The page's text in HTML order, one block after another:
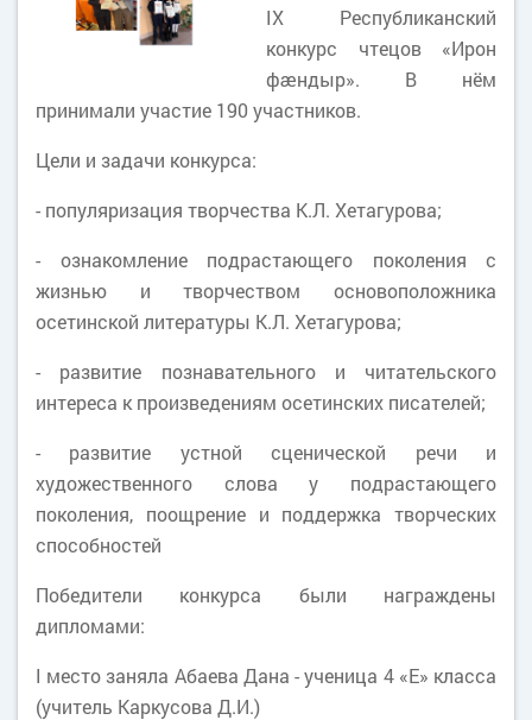
IX Республиканский
конкурс чтецов «Ирон
фæндыр». В нём
принимали участие 190 участников.
Цели и задачи конкурса:
- популяризация творчества К.Л. Хетагурова;
- ознакомление подрастающего поколения с
жизнью и творчеством основоположника
осетинской литературы К.Л. Хетагурова;
- развитие познавательного и читательского
интереса к произведениям осетинских писателей;
- развитие устной сценической речи и
художественного слова у подрастающего
поколения, поощрение и поддержка творческих
способностей
Победители конкурса были награждены
дипломами:
I место заняла Абаева Дана - ученица 4 «Е» класса
(учитель Каркусова Д.И.)